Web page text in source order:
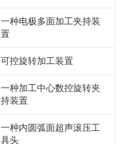
一种电极多面加工夹持装
置
可控旋转加工装置
一种加工中心数控旋转夹
持装置
一种内圆弧面超声滚压工
具头